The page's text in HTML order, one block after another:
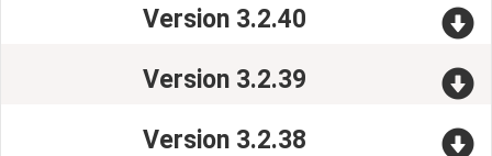
Version 3.2.40
Version 3.2.39
Version 3.2.38